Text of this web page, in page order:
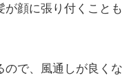
顔に張り付くことも
ので、風通しが良くな